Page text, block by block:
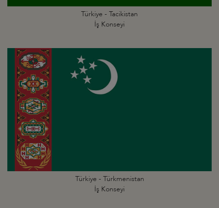
Türkiye - Tacikistan
İş Konseyi
Türkiye - Türkmenistan
İş Konseyi